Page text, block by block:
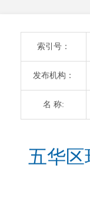
索引号：
发布机构：
名 称:
五华